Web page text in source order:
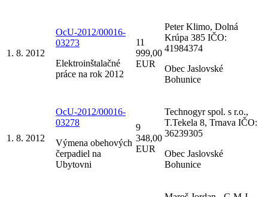
1. 8. 2012
OcU-2012/00016-
03273
Elektroinštalačné
práce na rok 2012
11
999,00
EUR
Peter Klimo, Dolná
Krúpa 385 IČO:
41984374
Obec Jaslovské
Bohunice
1. 8. 2012
OcU-2012/00016-
03278
Výmena obehových
čerpadiel na
Ubytovni
9
348,00
EUR
Technogyr spol. s r.o.,
T.Tekela 8, Trnava IČO:
36239305
Obec Jaslovské
Bohunice